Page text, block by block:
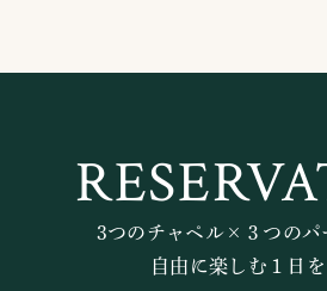
3つのチャペル×３つのパ
自由に楽しむ１日を